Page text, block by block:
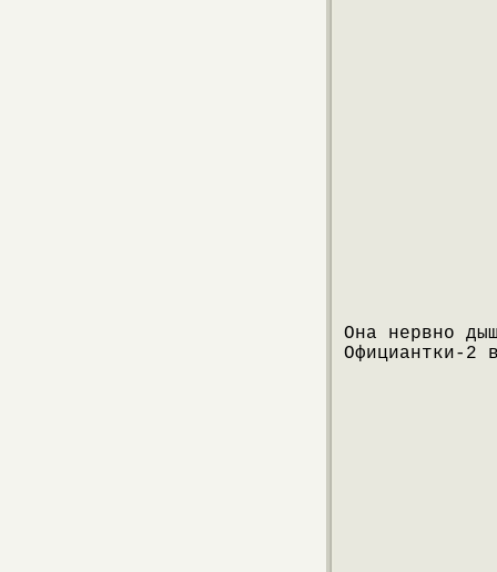
Она нервно
Официантки-2